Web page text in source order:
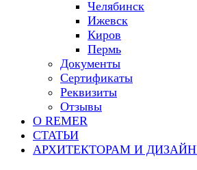
Челябинск
Ижевск
Киров
Пермь
Документы
Сертификаты
Реквизиты
Отзывы
О REMER
СТАТЬИ
АРХИТЕКТОРАМ И